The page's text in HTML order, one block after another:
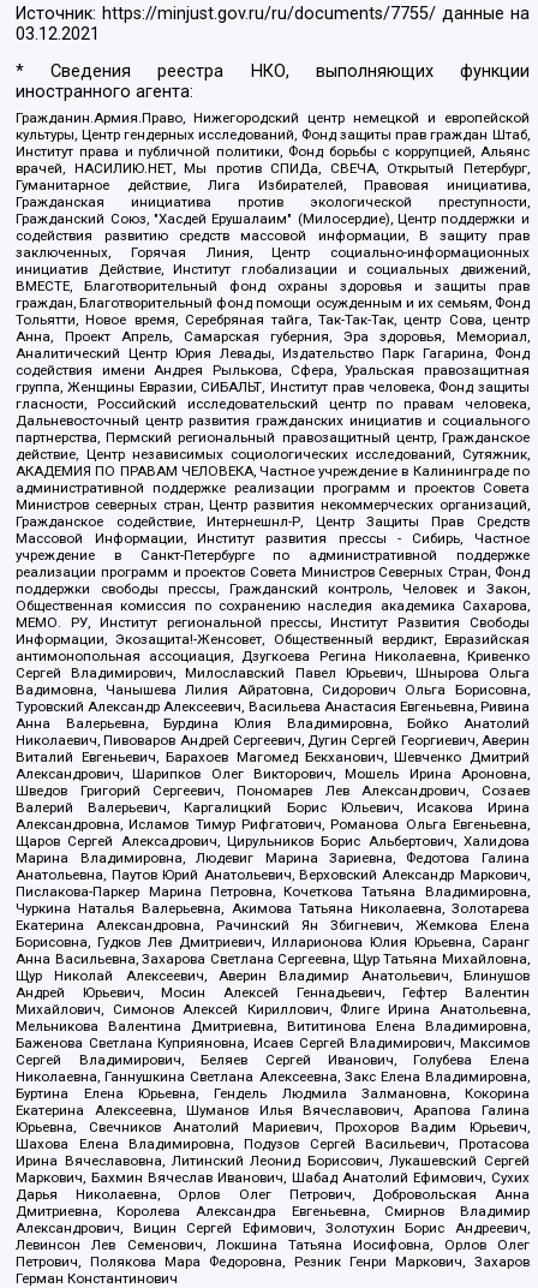
Источник: https://minjust.gov.ru/ru/documents/7755/ данные на
03.12.2021
* Сведения реестра НКО, выполняющих функции
иностранного агента:
Гражданин.Армия.Право, Нижегородский центр немецкой и европейской
культуры, Центр гендерных исследований, Фонд защиты прав граждан Штаб,
Институт права и публичной политики, Фонд борьбы с коррупцией, Альянс
врачей, НАСИЛИЮ.НЕТ, Мы против СПИДа, СВЕЧА, Открытый Петербург,
Гуманитарное действие, Лига Избирателей, Правовая инициатива,
Гражданская инициатива против экологической преступности,
Гражданский Союз, "Хасдей Ерушалаим" (Милосердие), Центр поддержки и
содействия развитию средств массовой информации, В защиту прав
заключенных, Горячая Линия, Центр социально-информационных
инициатив Действие, Институт глобализации и социальных движений,
ВМЕСТЕ, Благотворительный фонд охраны здоровья и защиты прав
граждан, Благотворительный фонд помощи осужденным и их семьям, Фонд
Тольятти, Новое время, Серебряная тайга, Так-Так-Так, центр Сова, центр
Анна, Проект Апрель, Самарская губерния, Эра здоровья, Мемориал,
Аналитический Центр Юрия Левады, Издательство Парк Гагарина, Фонд
содействия имени Андрея Рылькова, Сфера, Уральская правозащитная
группа, Женщины Евразии, СИБАЛЬТ, Институт прав человека, Фонд защиты
гласности, Российский исследовательский центр по правам человека,
Дальневосточный центр развития гражданских инициатив и социального
партнерства, Пермский региональный правозащитный центр, Гражданское
действие, Центр независимых социологических исследований, Сутяжник,
АКАДЕМИЯ ПО ПРАВАМ ЧЕЛОВЕКА, Частное учреждение в Калининграде по
административной поддержке реализации программ и проектов Совета
Министров северных стран, Центр развития некоммерческих организаций,
Гражданское содействие, Интернешнл-Р, Центр Защиты Прав Средств
Массовой Информации, Институт развития прессы - Сибирь, Частное
учреждение в Санкт-Петербурге по административной поддержке
реализации программ и проектов Совета Министров Северных Стран, Фонд
поддержки свободы прессы, Гражданский контроль, Человек и Закон,
Общественная комиссия по сохранению наследия академика Сахарова,
МЕМО. РУ, Институт региональной прессы, Институт Развития Свободы
Информации, Экозащита!-Женсовет, Общественный вердикт, Евразийская
антимонопольная ассоциация, Дзугкоева Регина Николаевна, Кривенко
Сергей Владимирович, Милославский Павел Юрьевич, Шнырова Ольга
Вадимовна, Чанышева Лилия Айратовна, Сидорович Ольга Борисовна,
Туровский Александр Алексеевич, Васильева Анастасия Евгеньевна, Ривина
Анна Валерьевна, Бурдина Юлия Владимировна, Бойко Анатолий
Николаевич, Пивоваров Андрей Сергеевич, Дугин Сергей Георгиевич, Аверин
Виталий Евгеньевич, Барахоев Магомед Бекханович, Шевченко Дмитрий
Александрович, Шарипков Олег Викторович, Мошель Ирина Ароновна,
Шведов Григорий Сергеевич, Пономарев Лев Александрович, Созаев
Валерий Валерьевич, Каргалицкий Борис Юльевич, Исакова Ирина
Александровна, Исламов Тимур Рифгатович, Романова Ольга Евгеньевна,
Щаров Сергей Алексадрович, Цирульников Борис Альбертович, Халидова
Марина Владимировна, Людевиг Марина Зариевна, Федотова Галина
Анатольевна, Паутов Юрий Анатольевич, Верховский Александр Маркович,
Пислакова-Паркер Марина Петровна, Кочеткова Татьяна Владимировна,
Чуркина Наталья Валерьевна, Акимова Татьяна Николаевна, Золотарева
Екатерина Александровна, Рачинский Ян Збигневич, Жемкова Елена
Борисовна, Гудков Лев Дмитриевич, Илларионова Юлия Юрьевна, Саранг
Анна Васильевна, Захарова Светлана Сергеевна, Щур Татьяна Михайловна,
Щур Николай Алексеевич, Аверин Владимир Анатольевич, Блинушов
Андрей Юрьевич, Мосин Алексей Геннадьевич, Гефтер Валентин
Михайлович, Симонов Алексей Кириллович, Флиге Ирина Анатольевна,
Мельникова Валентина Дмитриевна, Вититинова Елена Владимировна,
Баженова Светлана Куприяновна, Исаев Сергей Владимирович, Максимов
Сергей Владимирович, Беляев Сергей Иванович, Голубева Елена
Николаевна, Ганнушкина Светлана Алексеевна, Закс Елена Владимировна,
Буртина Елена Юрьевна, Гендель Людмила Залмановна, Кокорина
Екатерина Алексеевна, Шуманов Илья Вячеславович, Арапова Галина
Юрьевна, Свечников Анатолий Мариевич, Прохоров Вадим Юрьевич,
Шахова Елена Владимировна, Подузов Сергей Васильевич, Протасова
Ирина Вячеславовна, Литинский Леонид Борисович, Лукашевский Сергей
Маркович, Бахмин Вячеслав Иванович, Шабад Анатолий Ефимович, Сухих
Дарья Николаевна, Орлов Олег Петрович, Добровольская Анна
Дмитриевна, Королева Александра Евгеньевна, Смирнов Владимир
Александрович, Вицин Сергей Ефимович, Золотухин Борис Андреевич,
Левинсон Лев Семенович, Локшина Татьяна Иосифовна, Орлов Олег
Петрович, Полякова Мара Федоровна, Резник Генри Маркович, Захаров
Герман Константинович